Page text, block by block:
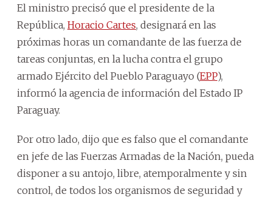
El ministro precisó que el presidente de la
República, Horacio Cartes, designará en las
próximas horas un comandante de las fuerza de
tareas conjuntas, en la lucha contra el grupo
armado Ejército del Pueblo Paraguayo (EPP),
informó la agencia de información del Estado IP
Paraguay.
Por otro lado, dijo que es falso que el comandante
en jefe de las Fuerzas Armadas de la Nación, pueda
disponer a su antojo, libre, atemporalmente y sin
control, de todos los organismos de seguridad y